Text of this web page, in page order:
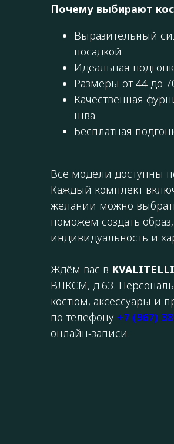
Почему выбирают
Выразительный
посадкой
Идеальная
Размеры от 44 до
Качественная
шва
Бесплатная
Все модели доступны
Каждый комплект
желании можно
поможем создать
индивидуальность и
Ждём вас в KVALITELLI
ВЛКСМ, д.63.
костюм, аксессуары и
по телефону +7 (967)
онлайн-записи.